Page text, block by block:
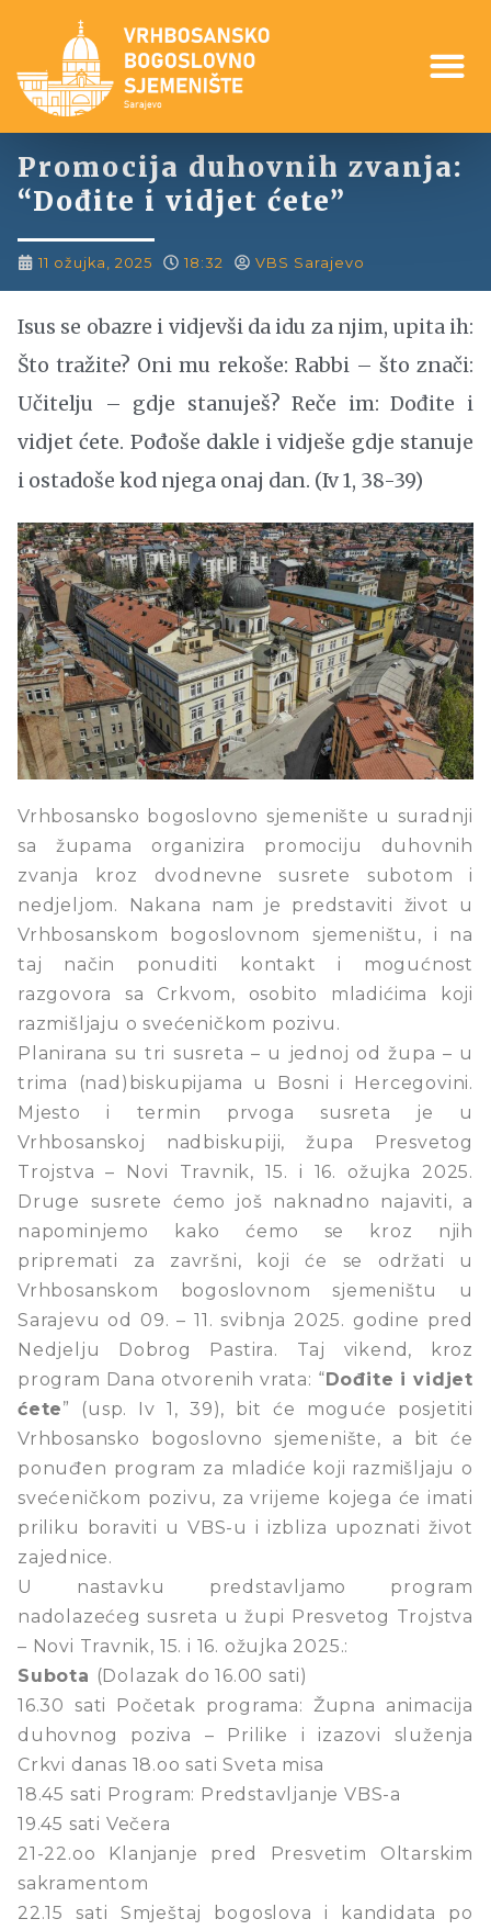
Promocija duhovnih zvanja:
“Dođite i vidjet ćete”
11 ožujka, 2025 18:32 VBS Sarajevo
Isus se obazre i vidjevši da idu za njim, upita ih:
Što tražite? Oni mu rekoše: Rabbi – što znači:
Učitelju – gdje stanuješ? Reče im: Dođite i
vidjet ćete. Pođoše dakle i vidješe gdje stanuje
i ostadoše kod njega onaj dan. (Iv 1, 38-39)
Vrhbosansko bogoslovno sjemenište u suradnji
sa župama organizira promociju duhovnih
zvanja kroz dvodnevne susrete subotom i
nedjeljom. Nakana nam je predstaviti život u
Vrhbosanskom bogoslovnom sjemeništu, i na
taj način ponuditi kontakt i mogućnost
razgovora sa Crkvom, osobito mladićima koji
razmišljaju o svećeničkom pozivu.
Planirana su tri susreta – u jednoj od župa – u
trima (nad)biskupijama u Bosni i Hercegovini.
Mjesto i termin prvoga susreta je u
Vrhbosanskoj nadbiskupiji, župa Presvetog
Trojstva – Novi Travnik, 15. i 16. ožujka 2025.
Druge susrete ćemo još naknadno najaviti, a
napominjemo kako ćemo se kroz njih
pripremati za završni, koji će se održati u
Vrhbosanskom bogoslovnom sjemeništu u
Sarajevu od 09. – 11. svibnja 2025. godine pred
Nedjelju Dobrog Pastira. Taj vikend, kroz
program Dana otvorenih vrata: “Dođite i vidjet
ćete” (usp. Iv 1, 39), bit će moguće posjetiti
Vrhbosansko bogoslovno sjemenište, a bit će
ponuđen program za mladiće koji razmišljaju o
svećeničkom pozivu, za vrijeme kojega će imati
priliku boraviti u VBS-u i izbliza upoznati život
zajednice.
U nastavku predstavljamo program
nadolazećeg susreta u župi Presvetog Trojstva
– Novi Travnik, 15. i 16. ožujka 2025.:
Subota (Dolazak do 16.00 sati)
16.30 sati Početak programa: Župna animacija
duhovnog poziva – Prilike i izazovi služenja
Crkvi danas 18.oo sati Sveta misa
18.45 sati Program: Predstavljanje VBS-a
19.45 sati Večera
21-22.oo Klanjanje pred Presvetim Oltarskim
sakramentom
22.15 sati Smještaj bogoslova i kandidata po